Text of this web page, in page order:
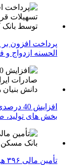
الحسنه ازدواج
افزایش
بخش های تولید،
تأمین مالی ۳۹۶ هزار واحد نهضت ملی توسط بانک مسکن